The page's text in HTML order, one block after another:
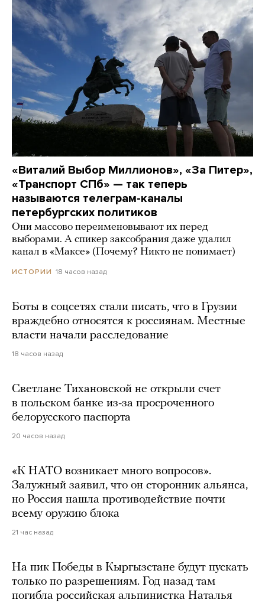
«Виталий Выбор Миллионов», «За Питер»,
«Транспорт СПб» — так теперь
называются телеграм-каналы
петербургских политиков
Они массово переименовывают их перед
выборами. А спикер заксобрания даже удалил
канал в «Максе» (Почему? Никто не понимает)
ИСТОРИИ 18 часов назад
Боты в соцсетях стали писать, что в Грузии
враждебно относятся к россиянам. Местные
власти начали расследование
18 часов назад
Светлане Тихановской не открыли счет
в польском банке из-за просроченного
белорусского паспорта
20 часов назад
«К НАТО возникает много вопросов».
Залужный заявил, что он сторонник альянса,
но Россия нашла противодействие почти
всему оружию блока
21 час назад
На пик Победы в Кыргызстане будут пускать
только по разрешениям. Год назад там
погибла российская альпинистка Наталья